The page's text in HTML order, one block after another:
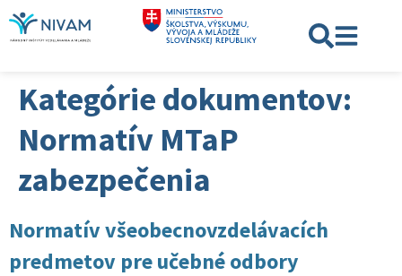
Kategórie dokumentov:
Normatív MTaP
zabezpečenia
Normatív všeobecnovzdelávacích
predmetov pre učebné odbory